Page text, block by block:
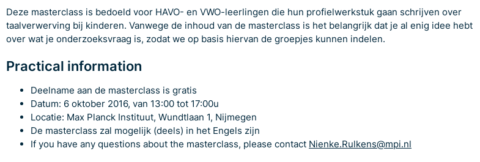
Deze masterclass is bedoeld voor HAVO- en VWO-leerlingen die hun profielwerkstuk gaan schrijven over
taalverwerving bij kinderen. Vanwege de inhoud van de masterclass is het belangrijk dat je al enig idee hebt
over wat je onderzoeksvraag is, zodat we op basis hiervan de groepjes kunnen indelen.
Practical information
Deelname aan de masterclass is gratis
Datum: 6 oktober 2016, van 13:00 tot 17:00u
Locatie: Max Planck Instituut, Wundtlaan 1, Nijmegen
De masterclass zal mogelijk (deels) in het Engels zijn
If you have any questions about the masterclass, please contact Nienke.Rulkens@mpi.nl